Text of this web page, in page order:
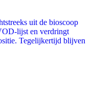
uit de bioscoop
lijst en verdringt
Tegelijkertijd blijven